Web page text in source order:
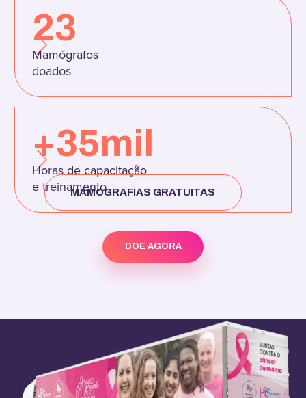
23
Mamógrafos
doados
+35mil
Horas de capacitação
e treinamentoMAMOGRAFIAS GRATUITAS
DOE AGORA